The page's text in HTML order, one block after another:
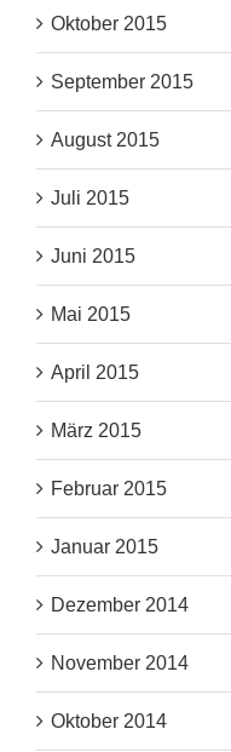
Oktober 2015
September 2015
August 2015
Juli 2015
Juni 2015
Mai 2015
April 2015
März 2015
Februar 2015
Januar 2015
Dezember 2014
November 2014
Oktober 2014